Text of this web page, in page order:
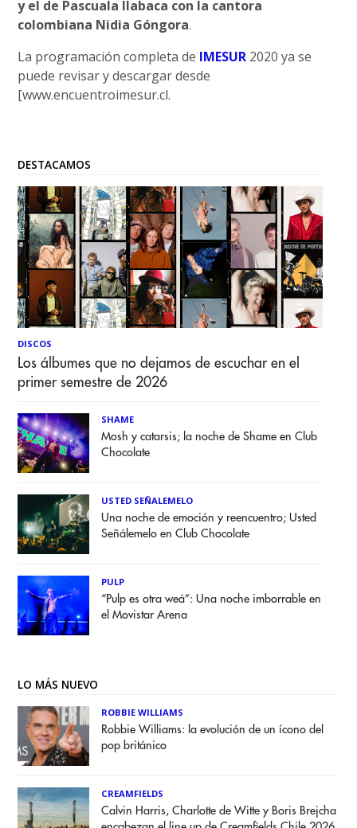
y el de Pascuala Ilabaca con la cantora
colombiana Nidia Góngora.
La programación completa de IMESUR 2020 ya se
puede revisar y descargar desde
[www.encuentroimesur.cl.
DESTACAMOS
DISCOS
Los álbumes que no dejamos de escuchar en el
primer semestre de 2026
SHAME
Mosh y catarsis; la noche de Shame en Club
Chocolate
USTED SEÑALEMELO
Una noche de emoción y reencuentro; Usted
Señálemelo en Club Chocolate
PULP
“Pulp es otra weá”: Una noche imborrable en
el Movistar Arena
LO MÁS NUEVO
ROBBIE WILLIAMS
Robbie Williams: la evolución de un ícono del
pop británico
CREAMFIELDS
Calvin Harris, Charlotte de Witte y Boris Brejcha